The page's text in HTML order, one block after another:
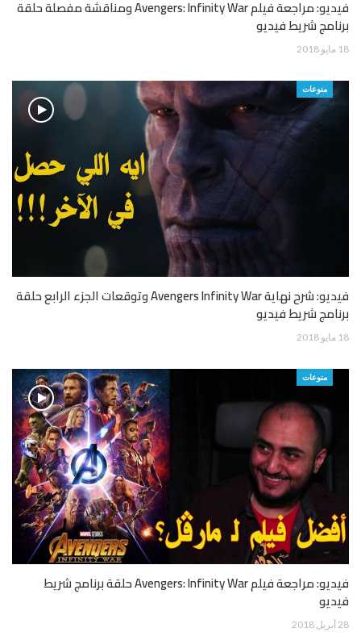
فيديو: مراجعة فيلم Avengers: Infinity War ومناقشة مفصلة حلقة
برنامج شريط فيديو
18 مايو 2018
منوعات
فيديو: شرح نهاية Avengers Infinity War وتوقعات الجزء الرابع حلقة
برنامج شريط فيديو
18 مايو 2018
منوعات
فيديو: مراجعة فيلم Avengers: Infinity War حلقة برنامج شريط
فيديو
28 أبريل 2018